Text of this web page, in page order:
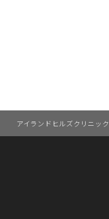
アイランドヒルズクリニック